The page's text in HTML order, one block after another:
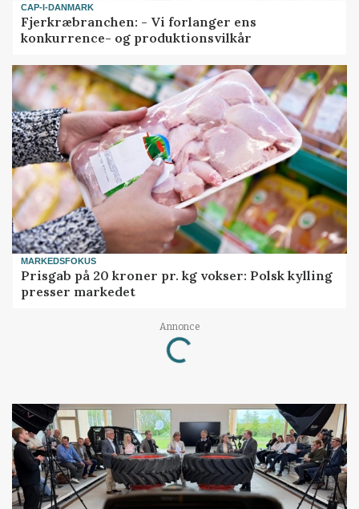
CAP-I-DANMARK
Fjerkræbranchen: - Vi forlanger ens
konkurrence- og produktionsvilkår
MARKEDSFOKUS
Prisgab på 20 kroner pr. kg vokser: Polsk kylling
presser markedet
Annonce
Loading...